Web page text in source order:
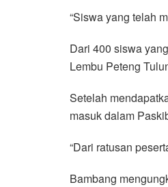
“Siswa yang telah
Dari 400 siswa
Lembu Peteng
Setelah
masuk dalam
“Dari ratusan
Bambang